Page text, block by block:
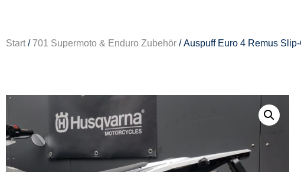
Start/ 701 Supermoto & Enduro Zubehör / Auspuff Euro 4 Remus